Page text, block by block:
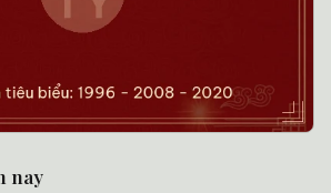
nay